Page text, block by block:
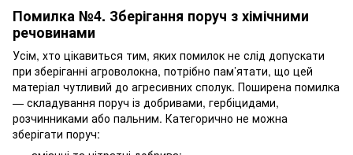
Помилка №4. Зберігання поруч з хімічними
речовинами
Усім, хто цікавиться тим, яких помилок не слід допускати
при зберіганні агроволокна, потрібно пам’ятати, що цей
матеріал чутливий до агресивних сполук. Поширена помилка
— складування поруч із добривами, гербіцидами,
розчинниками або пальним. Категорично не можна
зберігати поруч: